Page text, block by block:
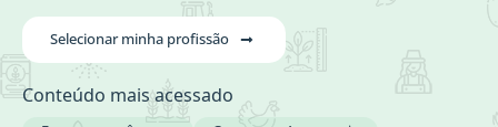
Selecionar minha profissão
Conteúdo mais acessado